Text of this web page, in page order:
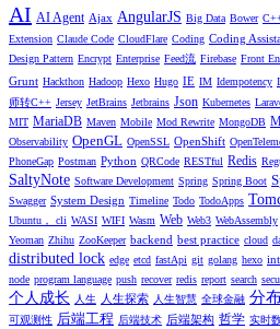
AI AI Agent Ajax AngularJS Big Data Bower
Extension Claude Code CloudFlare Coding Coding
Design Pattern Encrypt Enterprise Feed流 Firebase Front
Grunt Hackthon Hadoop Hexo Hugo IE IM Idempotency
师转C++ Jersey JetBrains Jetbrains Json Kubernetes
MIT MariaDB Maven Mobile Mod Rewrite MongoDB
Observability OpenGL OpenSSL OpenShift
PhoneGap Postman Python QRCode RESTful Redis
SaltyNote Software Development Spring Spring Boot
Swagger System Design Timeline Todo TodoApps
Ubuntu， cli WASI WIFI Wasm Web Web3 WebAssembly
Yeoman Zhihu ZooKeeper backend best practice cloud
distributed lock edge etcd fastApi git golang hexo
node program language push recover redis report search
个人成长 人生 人生探索 人生智慧 全球金融 分
可观测性 后端工程 后端技术 后端架构 哲学 实时